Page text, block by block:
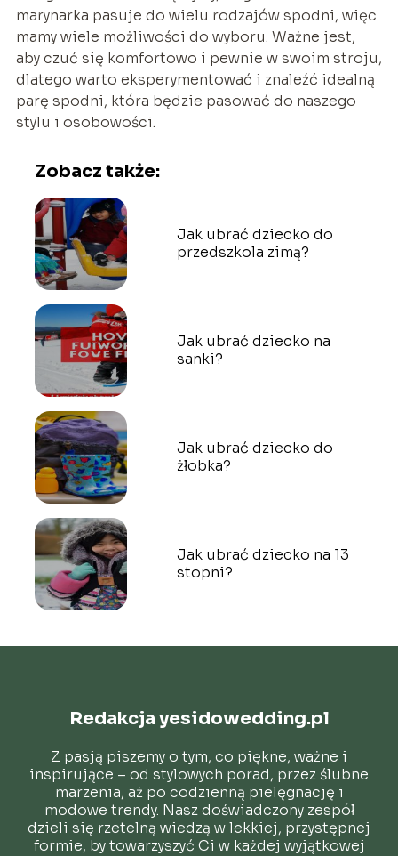
marynarka pasuje do wielu rodzajów spodni, więc
mamy wiele możliwości do wyboru. Ważne jest,
aby czuć się komfortowo i pewnie w swoim stroju,
dlatego warto eksperymentować i znaleźć idealną
parę spodni, która będzie pasować do naszego
stylu i osobowości.
Zobacz także:
Jak ubrać dziecko do
przedszkola zimą?
Jak ubrać dziecko na
sanki?
Jak ubrać dziecko do
żłobka?
Jak ubrać dziecko na 13
stopni?
Redakcja yesidowedding.pl
Z pasją piszemy o tym, co piękne, ważne i
inspirujące – od stylowych porad, przez ślubne
marzenia, aż po codzienną pielęgnację i
modowe trendy. Nasz doświadczony zespół
dzieli się rzetelną wiedzą w lekkiej, przystępnej
formie, by towarzyszyć Ci w każdej wyjątkowej